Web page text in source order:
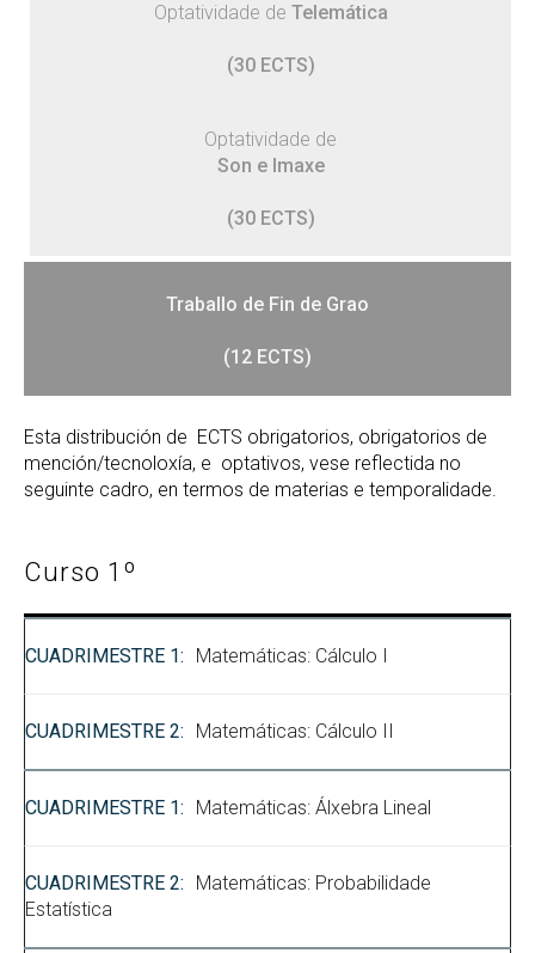
Optatividade de Telemática
(30 ECTS)
Optatividade de
Son e Imaxe
(30 ECTS)
Traballo de Fin de Grao
(12 ECTS)
Esta distribución de ECTS obrigatorios, obrigatorios de
mención/tecnoloxía, e optativos, vese reflectida no
seguinte cadro, en termos de materias e temporalidade.
Curso 1º
Matemáticas: Cálculo I
Matemáticas: Cálculo II
Matemáticas: Álxebra Lineal
Matemáticas: Probabilidade
Estatística